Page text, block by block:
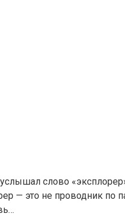
слово
— это не проводник по